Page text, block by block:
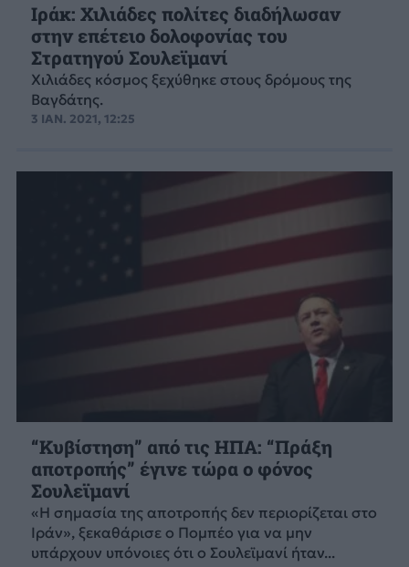
Ιράκ: Χιλιάδες πολίτες διαδήλωσαν
στην επέτειο δολοφονίας του
Στρατηγού Σουλεϊμανί
Χιλιάδες κόσμος ξεχύθηκε στους δρόμους της
Βαγδάτης.
3 ΙΑΝ. 2021, 12:25
“Κυβίστηση” από τις ΗΠΑ: “Πράξη
αποτροπής” έγινε τώρα ο φόνος
Σουλεϊμανί
«Η σημασία της αποτροπής δεν περιορίζεται στο
Ιράν», ξεκαθάρισε ο Πομπέο για να μην
υπάρχουν υπόνοιες ότι ο Σουλεϊμανί ήταν...